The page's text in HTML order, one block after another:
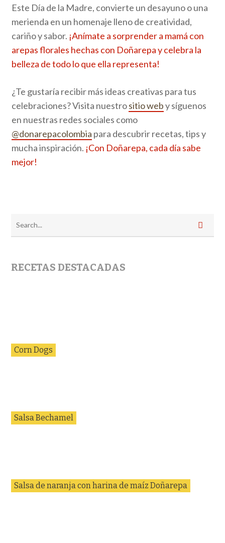
Este Día de la Madre, convierte un desayuno o una
merienda en un homenaje lleno de creatividad,
cariño y sabor. ¡Anímate a sorprender a mamá con
arepas florales hechas con Doñarepa y celebra la
belleza de todo lo que ella representa!
¿Te gustaría recibir más ideas creativas para tus
celebraciones? Visita nuestrositio weby síguenos
en nuestras redes sociales como
@donarepacolombia para descubrir recetas, tips y
mucha inspiración. ¡Con Doñarepa, cada día sabe
mejor!
RECETAS DESTACADAS
Corn Dogs
Salsa Bechamel
Salsa de naranja con harina de maíz Doñarepa